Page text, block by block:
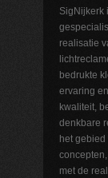
SigNijkerk
realisatie
bedrukte
ervaring
kwaliteit,
denkbare
het
met de